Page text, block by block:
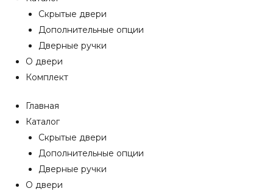
Скрытые двери
Дополнительные опции
Дверные ручки
О двери
Комплект
Главная
Каталог
Скрытые двери
Дополнительные опции
Дверные ручки
О двери